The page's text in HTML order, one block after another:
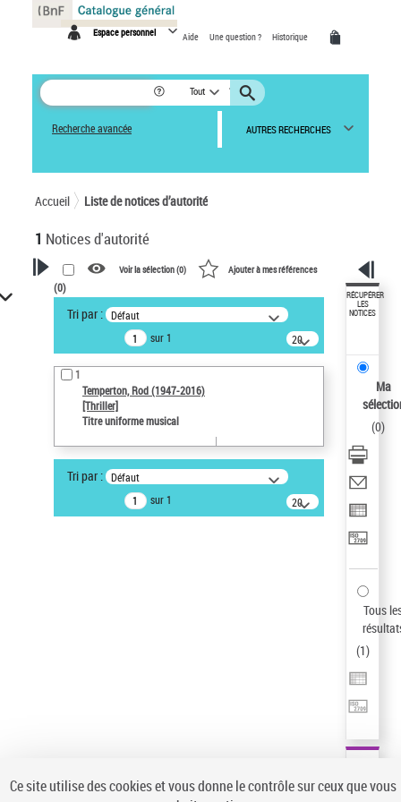
Espace personnel Aide Une question ? Historique
Tout
Recherche avancée AUTRES RECHERCHES
Accueil Liste de notices d’autorité
1 Notices d'autorité
VOTRE RECHERCHE
Recherche avancée dans les
notices d’autorité
Œuvres liées à l'auteur :
Temperton, Rod (1947-2016)
Auteur d’œuvre
Temperton, Rod (1947-2016)
Type de notice d'autorité
Voir la sélection (0) Ajouter à mes références
(0)
Tri par : Défaut
sur 1
20
résultats/page
1
Temperton, Rod (1947-2016)
[Thriller]
Titre uniforme musical
Tri par : Défaut
sur 1
20
résultats/page
RÉCUPÉRER
LES
NOTICES
Ma
(0)
Tous
(1)
Panneau de gestion des cookies
Ce site utilise des cookies et vous donne le contrôle sur ceux que vous